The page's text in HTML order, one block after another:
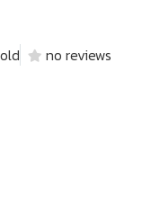
no reviews